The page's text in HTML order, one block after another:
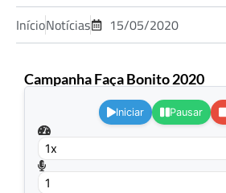
InícioNotícias 15/05/2020
Campanha Faça Bonito 2020
Iniciar Pausar